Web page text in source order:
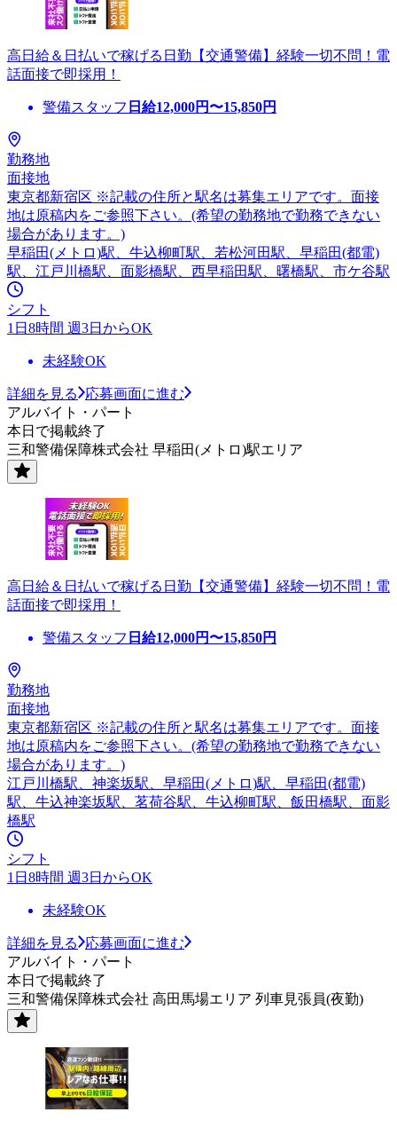
高日給＆日払いで稼げる日勤【交通警備】経験一切不問！電
話面接で即採用！
警備スタッフ 日給12,000円〜15,850円
勤務地
面接地
東京都新宿区 ※記載の住所と駅名は募集エリアです。面接
地は原稿内をご参照下さい。(希望の勤務地で勤務できない
場合があります。)
早稲田(メトロ)駅、牛込柳町駅、若松河田駅、早稲田(都電)
駅、江戸川橋駅、面影橋駅、西早稲田駅、曙橋駅、市ケ谷駅
シフト
1日8時間 週3日からOK
未経験OK
詳細を見る
応募画面に進む
アルバイト・パート
本日で掲載終了
三和警備保障株式会社 早稲田(メトロ)駅エリア
高日給＆日払いで稼げる日勤【交通警備】経験一切不問！電
話面接で即採用！
警備スタッフ 日給12,000円〜15,850円
勤務地
面接地
東京都新宿区 ※記載の住所と駅名は募集エリアです。面接
地は原稿内をご参照下さい。(希望の勤務地で勤務できない
場合があります。)
江戸川橋駅、神楽坂駅、早稲田(メトロ)駅、早稲田(都電)
駅、牛込神楽坂駅、茗荷谷駅、牛込柳町駅、飯田橋駅、面影
橋駅
シフト
1日8時間 週3日からOK
未経験OK
詳細を見る
応募画面に進む
アルバイト・パート
本日で掲載終了
三和警備保障株式会社 高田馬場エリア 列車見張員(夜勤)